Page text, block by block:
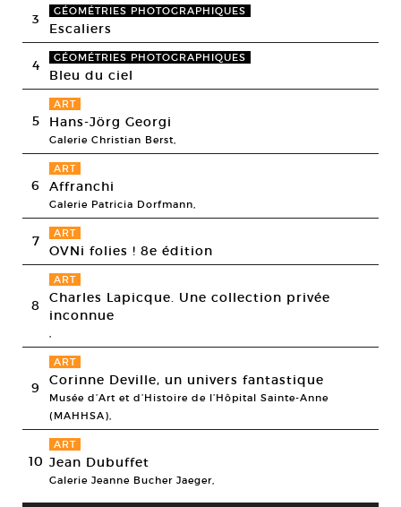
3 GÉOMÉTRIES PHOTOGRAPHIQUES
Escaliers
4 GÉOMÉTRIES PHOTOGRAPHIQUES
Bleu du ciel
5
ART
Hans-Jörg Georgi
Galerie Christian Berst,
6
ART
Affranchi
Galerie Patricia Dorfmann,
7 ART
OVNi folies ! 8e édition
8
ART
Charles Lapicque. Une collection privée
inconnue
,
9
ART
Corinne Deville, un univers fantastique
Musée d’Art et d’Histoire de l’Hôpital Sainte-Anne
(MAHHSA),
10
ART
Jean Dubuffet
Galerie Jeanne Bucher Jaeger,